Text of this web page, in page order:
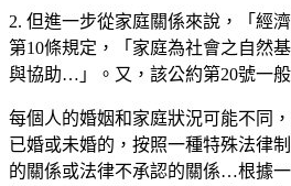
2. 但進一步從家庭關係來說，「經
第10條規定，「家庭為社會之自然
與協助…」。又，該公約第20號一般
每個人的婚姻和家庭狀況可能不同
已婚或未婚的，按照一種特殊法律
的關係或法律不承認的關係…根據